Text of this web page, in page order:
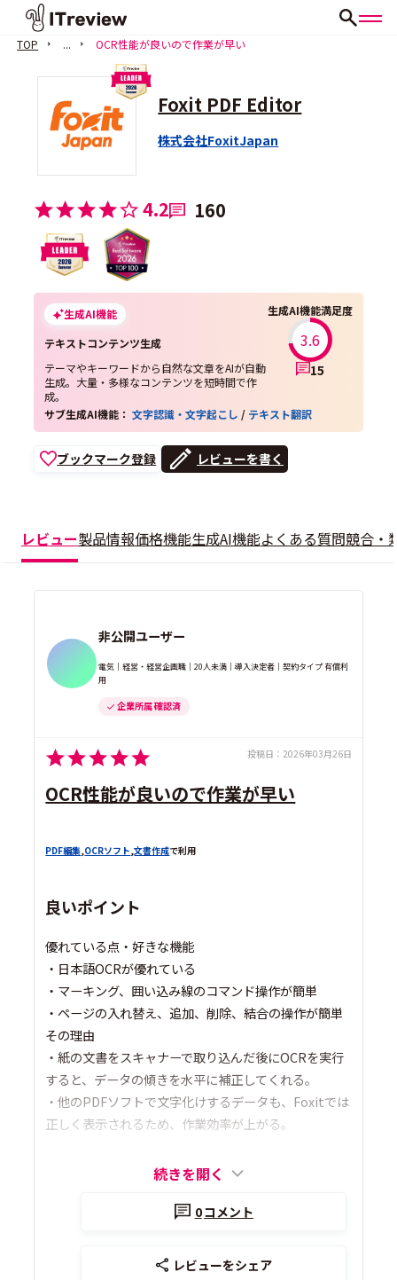
TOP ... OCR性能が良いので作業が早い
Foxit PDF Editor
株式会社FoxitJapan
4.2 160
生成AI機能
テキストコンテンツ生成
テーマやキーワードから自然な文章をAIが自動
生成。大量・多様なコンテンツを短時間で作
成。
生成AI機能満足度
3.6
15
サブ生成AI機能：文字認識・文字起こし / テキスト翻訳
ブックマーク登録 レビューを書く
レビュー製品情報価格機能生成AI機能よくある質問競合・
非公開ユーザー
電気｜経営・経営企画職｜20人未満｜導入決定者｜契約タイプ 有償利
用
企業所属 確認済
投稿日： 2026年03月26日
OCR性能が良いので作業が早い
PDF編集,OCRソフト ,文書作成で利用
良いポイント
優れている点・好きな機能
・日本語OCRが優れている
・マーキング、囲い込み線のコマンド操作が簡単
・ページの入れ替え、追加、削除、結合の操作が簡単
その理由
・紙の文書をスキャナーで取り込んだ後にOCRを実行
すると、データの傾きを水平に補正してくれる。
・他のPDFソフトで文字化けするデータも、Foxitでは
正しく表示されるため、作業効率が上がる。
続きを開く
0コメント
レビューをシェア